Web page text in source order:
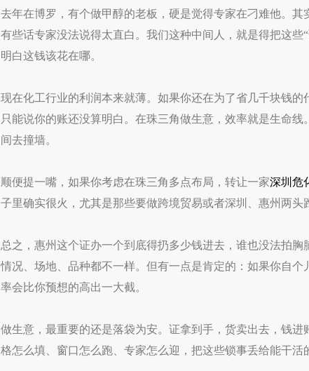
去年在博罗，有个做甲醇的老板，硬是觉得专家在刁难他。其
有些话专家没法说得太直白。我们这种中间人，就是得把这些
明白这钱该花在哪。
现在化工行业的利润本来就薄。如果你还在为了省几千块钱的
只能说你的账还没算明白。在珠三角做生意，效率就是生命
间去撞墙。
顺便提一嘴，如果你考虑在珠三角多点布局，转让一家深圳危
子里确实很火，尤其是那些要做跨境贸易或者深圳、惠州两头
总之，惠州这个证办一个到底得扔多少钱进去，谁也没法拍胸
情况、场地、品种都不一样。但有一点是肯定的：如果你自个
率会比你预想的高出一大截。
做生意，最重要的还是落袋为安。证拿到手，货卖出去，钱进
格怎么填、窗口怎么跑、专家怎么迎，把这些锁事丢给能干活